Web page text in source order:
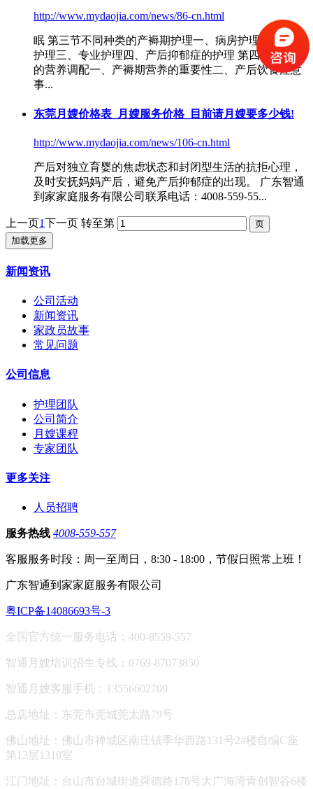
http://www.mydaojia.com/news/86-cn.html
眠 第三节不同种类的产褥期护理一、病房护理二、家庭
护理三、专业护理四、 产后抑郁症的护理 第四节产褥期
的营养调配一、产褥期营养的重要性二、产后饮食注意
事...
东莞月嫂价格表_月嫂服务价格_目前请月嫂要多少钱!
http://www.mydaojia.com/news/106-cn.html
产后对独立育婴的焦虑状态和封闭型生活的抗拒心理，
及时安抚妈妈产后，避免产后抑郁症的出现。 广东智通
到家家庭服务有限公司联系电话：4008-559-55...
上一页 1 下一页 转至第
加载更多
新闻资讯
公司活动
新闻资讯
家政员故事
常见问题
公司信息
护理团队
公司简介
月嫂课程
专家团队
更多关注
人员招聘
服务热线 4008-559-557
客服服务时段：周一至周日，8:30 - 18:00，节假日照常上班！
广东智通到家家庭服务有限公司
粤ICP备14086693号-3
全国官方统一服务电话：400-8559-557
智通月嫂培训招生专线：0769-87073850
智通月嫂客服手机：13556602709
总店地址：东莞市莞城莞太路79号
佛山地址： 佛山市禅城区南庄镇季华西路131号2#楼自编C座
第13层1310室
江门地址：台山市台城街道舜德路178号大广海湾青创智谷6楼